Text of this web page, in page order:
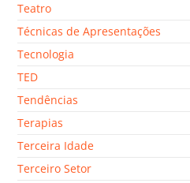
Teatro
Técnicas de Apresentações
Tecnologia
TED
Tendências
Terapias
Terceira Idade
Terceiro Setor